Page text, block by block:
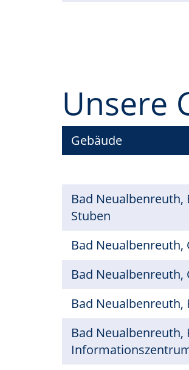
Unsere
Gebäude
Bad Neualbenreuth,
Stuben
Bad
Bad Neualbenreuth,
Bad Neualbenreuth,
Bad Neualbenreuth,